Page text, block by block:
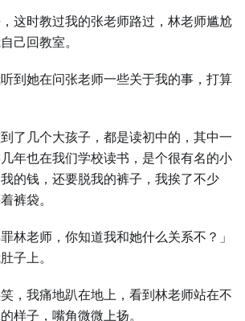
这时教过我的张老师路过，林老师尴尬
己回教室。
到她在问张老师一些关于我的事，打算
了几个大孩子，都是读初中的，其中一
年也在我们学校读书，是个很有名的小
的钱，还要脱我的裤子，我挨了不少
裤袋。
林老师，你知道我和她什么关系不？」
子上。
，我痛地趴在地上，看到林老师站在不
样子，嘴角微微上扬。